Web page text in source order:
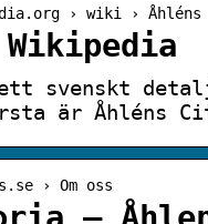
› wiki › Åhléns
svenskt
är Åhléns
› Om oss